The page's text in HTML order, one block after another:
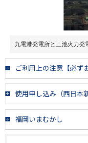
九電港発電所と三池火力
ご利用上の注意【必ず
使用申し込み（西日本
福岡いまむかし